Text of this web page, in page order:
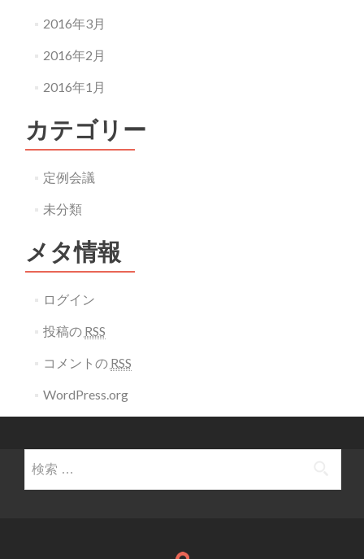
2016年3月
2016年2月
2016年1月
カテゴリー
定例会議
未分類
メタ情報
ログイン
投稿の RSS
コメントの RSS
WordPress.org